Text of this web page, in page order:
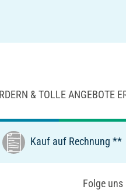
& TOLLE ANGEBOTE
Kauf auf Rechnung **
Folge uns